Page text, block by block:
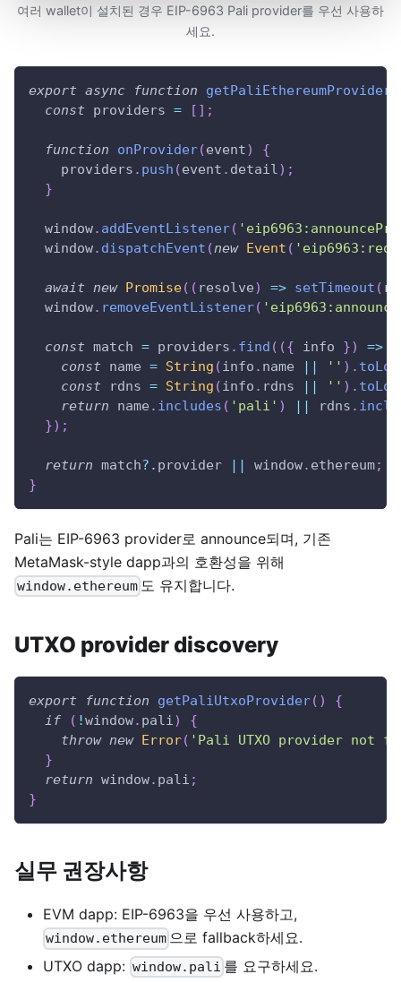
여러 wallet이 설치된 경우 EIP-6963 Pali provider를 우선 사용하
세요.
export async function getPaliEthereumProvider
const providers = [ ] ;
function onProvider(event)
{
    providers
. push (event . detail ) ;
}
window. addEventListener(
window. dispatchEvent (new Event (
await new Promise( ( resolve) => setTimeout (
window. removeEventListener(
const match = providers . find ( ({ info }) =>
const name = String ( info . name || '' ) .
const rdns = String ( info . rdns || '' ) .
return name . includes ( 'pali' ) || rdns .
}) ;
return match?. provider || window. ethereum;
}
Pali는 EIP-6963 provider로 announce되며, 기존
MetaMask-style dapp과의 호환성을 위해
window.ethereum 도 유지합니다.
UTXO provider discovery
export function getPaliUtxoProvider( )
{
if
( !window. pali)
{
throw new Error( 'Pali UTXO provider not
}
return window. pali ;
}
실무 권장사항
EVM dapp: EIP-6963을 우선 사용하고,
window.ethereum 으로 fallback하세요.
UTXO dapp: window.pali 를 요구하세요.